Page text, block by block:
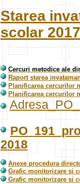
Starea
scolar
Cercuri metodice ale
Raport starea
Planificarea cercurilor
Planificarea cercurilor
2018
Anexe procedura
Grafic monitorizare si
Grafic monitorizare si